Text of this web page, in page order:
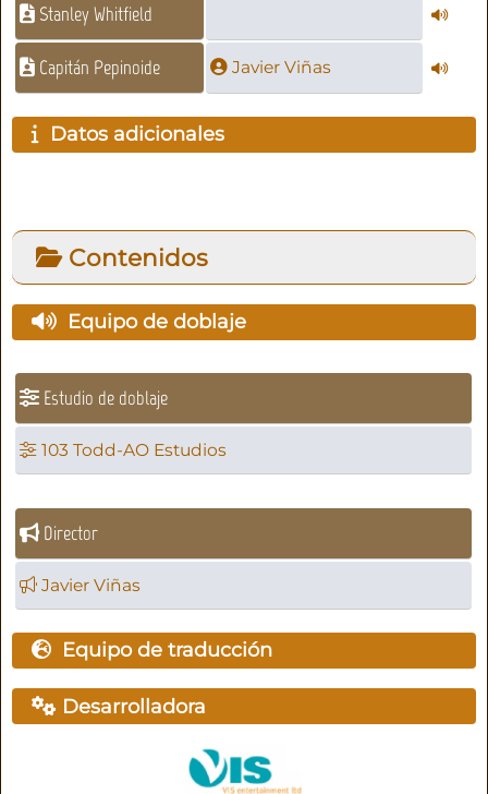
Stanley Whitfield
Capitán Pepinoide Javier Viñas
Datos adicionales
Contenidos
Equipo de doblaje
Estudio de doblaje
103 Todd-AO Estudios
Director
Javier Viñas
Equipo de traducción
Desarrolladora